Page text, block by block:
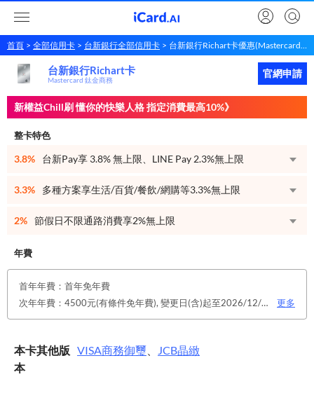
首頁 全部信用卡 台新銀行全部信用卡 台新銀行Richart卡優惠(Mastercard 鈦金商務)
台新銀行Richart卡 立即申請
台新銀行Richart卡
Mastercard 鈦金商務
官網申請
新權益Chill刷 懂你的快樂人格 指定消費最高10%》
整卡特色
3.8% 台新Pay享 3.8% 無上限、LINE Pay 2.3%無上限
3.3% 多種方案享生活/百貨/餐飲/網購等3.3%無上限
2% 節假日不限通路消費享2%無上限
年費
首年年費：首年免年費
次年年費：4500元(有條件免年費), 變更日(含)起至2026/12/31止，符合原卡別之免年費消費條件 或 使用台新信用卡數位帳單(包含電子/行動帳單)且生效，即享免年費優惠。
更多
本卡其他版
本
VISA商務御璽 JCB晶緻